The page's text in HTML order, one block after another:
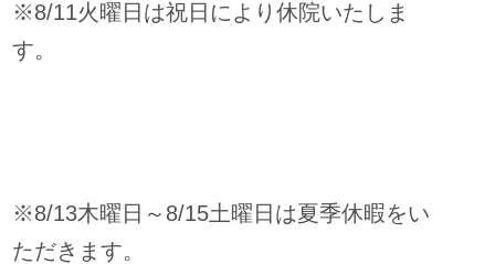
※8/11火曜日は祝日により休院いたしま
す。
※8/13木曜日～8/15土曜日は夏季休暇をい
ただきます。